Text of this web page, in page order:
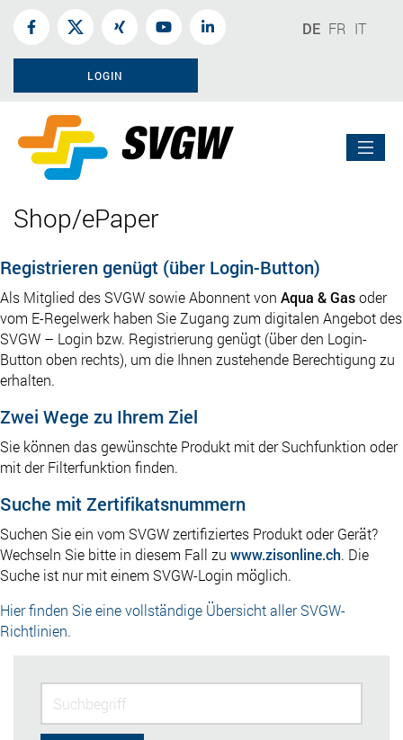
DE FR IT
LOGIN
Shop/ePaper
Registrieren genügt (über Login-Button)
Als Mitglied des SVGW sowie Abonnent von Aqua & Gasoder
vom E-Regelwerk haben Sie Zugang zum digitalen Angebot des
SVGW – Login bzw. Registrierung genügt (über den Login-
Button oben rechts), um die Ihnen zustehende Berechtigung zu
erhalten.
Zwei Wege zu Ihrem Ziel
Sie können das gewünschte Produkt mit der Suchfunktion oder
mit der Filterfunktion finden.
Suche mit Zertifikatsnummern
Suchen Sie ein vom SVGW zertifiziertes Produkt oder Gerät?
Wechseln Sie bitte in diesem Fall zu www.zisonline.ch. Die
Suche ist nur mit einem SVGW-Login möglich.
Hier finden Sie eine vollständige Übersicht aller SVGW-
Richtlinien.